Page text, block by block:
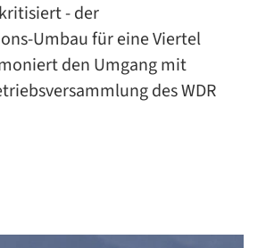
- der
Umbau für eine Viertel
den Umgang mit
des WDR